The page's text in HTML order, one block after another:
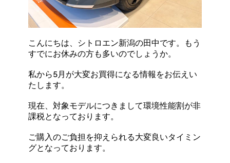
こんにちは、シトロエン新潟の田中です。もう
すでにお休みの方も多いのでしょうか。
私から5月が大変お買得になる情報をお伝えい
たします。
現在、対象モデルにつきまして環境性能割が非
課税となっております。
ご購入のご負担を抑えられる大変良いタイミン
グとなっております。